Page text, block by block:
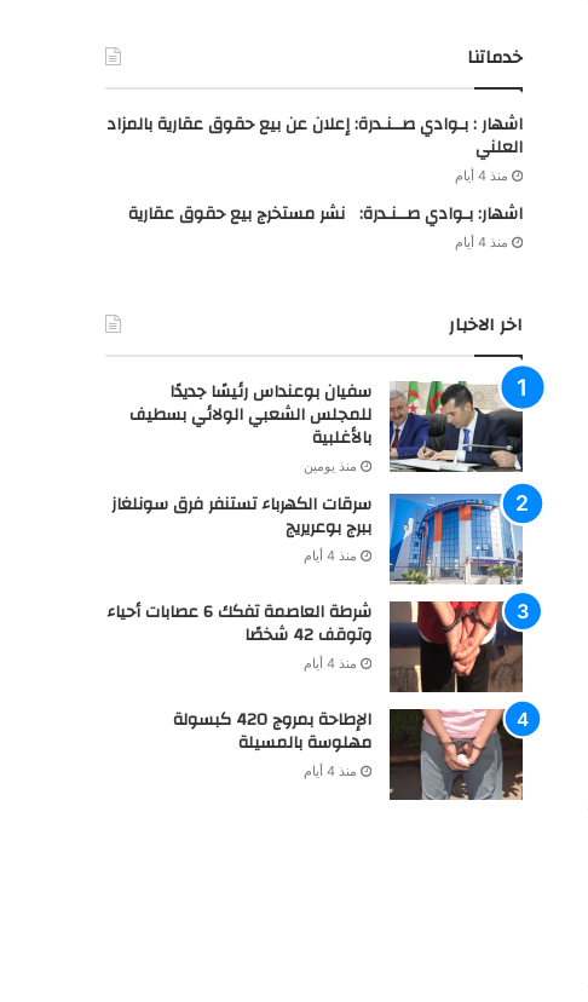
خدماتنا
اشهار : بـوادي صــنـدرة: إعلان عن بيع حقوق عقارية بالمزاد
العلني
منذ 4 أيام
اشهار: بـوادي صــنـدرة: نشر مستخرج بيع حقوق عقارية
منذ 4 أيام
اخر الاخبار
سفيان بوعنداس رئيسًا جديدًا
للمجلس الشعبي الولائي بسطيف
بالأغلبية
منذ يومين
سرقات الكهرباء تستنفر فرق سونلغاز
ببرج بوعريريج
منذ 4 أيام
شرطة العاصمة تفكك 6 عصابات أحياء
وتوقف 42 شخصًا
منذ 4 أيام
الإطاحة بمروج 420 كبسولة
مهلوسة بالمسيلة
منذ 4 أيام